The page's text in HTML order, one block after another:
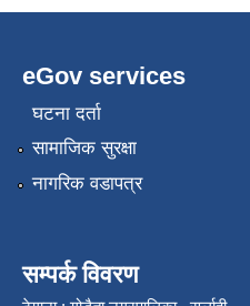
eGov services
घटना दर्ता
सामाजिक सुरक्षा
नागरिक वडापत्र
सम्पर्क विवरण